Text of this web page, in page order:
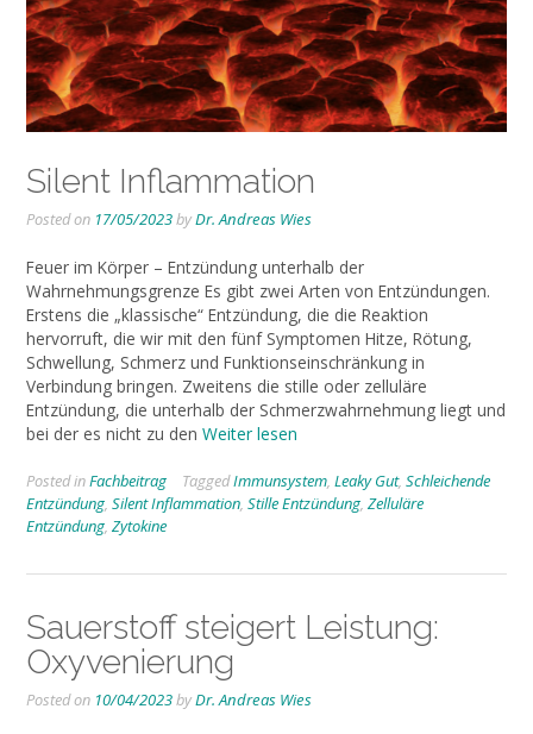
Silent Inflammation
Posted on 17/05/2023byDr. Andreas Wies
Feuer im Körper – Entzündung unterhalb der
Wahrnehmungsgrenze Es gibt zwei Arten von Entzündungen.
Erstens die „klassische“ Entzündung, die die Reaktion
hervorruft, die wir mit den fünf Symptomen Hitze, Rötung,
Schwellung, Schmerz und Funktionseinschränkung in
Verbindung bringen. Zweitens die stille oder zelluläre
Entzündung, die unterhalb der Schmerzwahrnehmung liegt und
bei der es nicht zu den Weiter lesen
Posted inFachbeitrag TaggedImmunsystem, Leaky Gut, Schleichende
Entzündung, Silent Inflammation, Stille Entzündung, Zelluläre
Entzündung, Zytokine
Sauerstoff steigert Leistung:
Oxyvenierung
Posted on 10/04/2023byDr. Andreas Wies